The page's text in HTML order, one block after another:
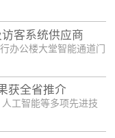
，经评标委员会认真评
火门；2、防尾随联动互
级防盗安全门（优质
动感应，和电机；6、银
、控...
客系统供应商
办公楼大堂智能通道门
门禁指纹考勤系统
获全省推介
工智能等多项先进技
佳实践。”近日，国网